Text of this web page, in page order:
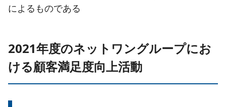
によるものである
2021年度のネットワングループにお
ける顧客満足度向上活動